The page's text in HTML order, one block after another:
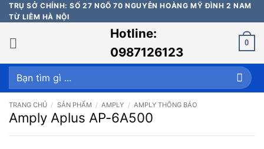
Bỏ
qua
nội
dung
TRỤ SỞ CHÍNH: SỐ 27 NGÕ 70 NGUYỄN HOÀNG MỸ ĐÌNH 2 NAM
TỪ LIÊM HÀ NỘI
Hotline:
0987126123
0
Tìm
kiếm:
TRANG CHỦ / SẢN PHẨM / AMPLY / AMPLY THÔNG BÁO
Amply Aplus AP-6A500